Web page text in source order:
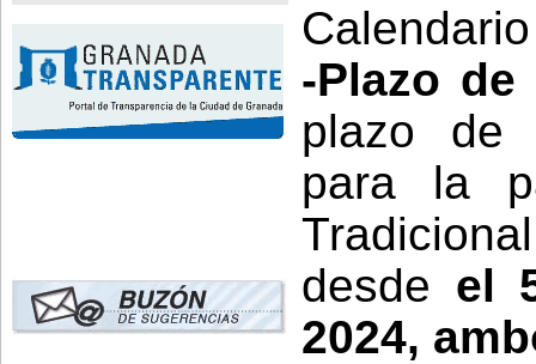
-Plazo
plazo de
para la
desde el
2024,